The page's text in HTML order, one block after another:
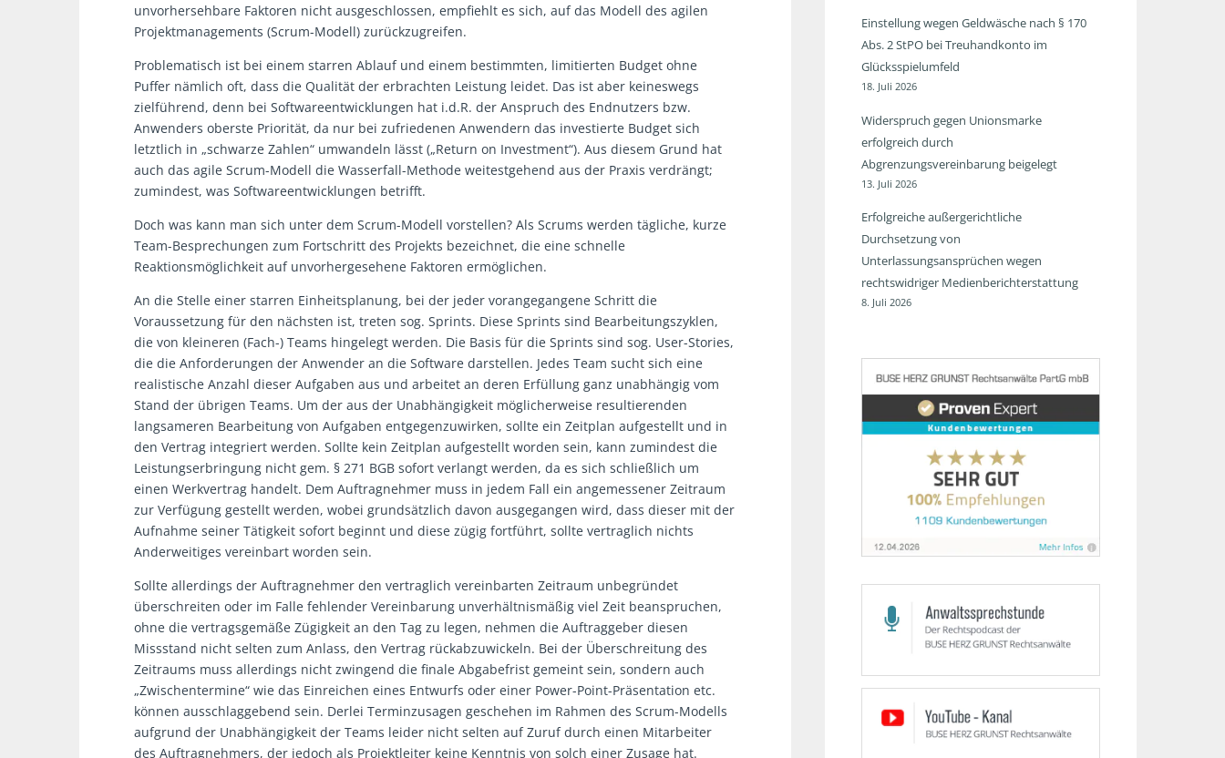
unvorhersehbare Faktoren nicht ausgeschlossen, empfiehlt es sich, auf das Modell des agilen
Projektmanagements (Scrum-Modell) zurückzugreifen.
Problematisch ist bei einem starren Ablauf und einem bestimmten, limitierten Budget ohne
Puffer nämlich oft, dass die Qualität der erbrachten Leistung leidet. Das ist aber keineswegs
zielführend, denn bei Softwareentwicklungen hat i.d.R. der Anspruch des Endnutzers bzw.
Anwenders oberste Priorität, da nur bei zufriedenen Anwendern das investierte Budget sich
letztlich in „schwarze Zahlen“ umwandeln lässt („Return on Investment“). Aus diesem Grund hat
auch das agile Scrum-Modell die Wasserfall-Methode weitestgehend aus der Praxis verdrängt;
zumindest, was Softwareentwicklungen betrifft.
Doch was kann man sich unter dem Scrum-Modell vorstellen? Als Scrums werden tägliche, kurze
Team-Besprechungen zum Fortschritt des Projekts bezeichnet, die eine schnelle
Reaktionsmöglichkeit auf unvorhergesehene Faktoren ermöglichen.
An die Stelle einer starren Einheitsplanung, bei der jeder vorangegangene Schritt die
Voraussetzung für den nächsten ist, treten sog. Sprints. Diese Sprints sind Bearbeitungszyklen,
die von kleineren (Fach-) Teams hingelegt werden. Die Basis für die Sprints sind sog. User-Stories,
die die Anforderungen der Anwender an die Software darstellen. Jedes Team sucht sich eine
realistische Anzahl dieser Aufgaben aus und arbeitet an deren Erfüllung ganz unabhängig vom
Stand der übrigen Teams. Um der aus der Unabhängigkeit möglicherweise resultierenden
langsameren Bearbeitung von Aufgaben entgegenzuwirken, sollte ein Zeitplan aufgestellt und in
den Vertrag integriert werden. Sollte kein Zeitplan aufgestellt worden sein, kann zumindest die
Leistungserbringung nicht gem. § 271 BGB sofort verlangt werden, da es sich schließlich um
einen Werkvertrag handelt. Dem Auftragnehmer muss in jedem Fall ein angemessener Zeitraum
zur Verfügung gestellt werden, wobei grundsätzlich davon ausgegangen wird, dass dieser mit der
Aufnahme seiner Tätigkeit sofort beginnt und diese zügig fortführt, sollte vertraglich nichts
Anderweitiges vereinbart worden sein.
Sollte allerdings der Auftragnehmer den vertraglich vereinbarten Zeitraum unbegründet
überschreiten oder im Falle fehlender Vereinbarung unverhältnismäßig viel Zeit beanspruchen,
ohne die vertragsgemäße Zügigkeit an den Tag zu legen, nehmen die Auftraggeber diesen
Missstand nicht selten zum Anlass, den Vertrag rückabzuwickeln. Bei der Überschreitung des
Zeitraums muss allerdings nicht zwingend die finale Abgabefrist gemeint sein, sondern auch
„Zwischentermine“ wie das Einreichen eines Entwurfs oder einer Power-Point-Präsentation etc.
können ausschlaggebend sein. Derlei Terminzusagen geschehen im Rahmen des Scrum-Modells
aufgrund der Unabhängigkeit der Teams leider nicht selten auf Zuruf durch einen Mitarbeiter
des Auftragnehmers, der jedoch als Projektleiter keine Kenntnis von solch einer Zusage hat.
Einstellung wegen Geldwäsche nach § 170
Abs. 2 StPO bei Treuhandkonto im
Glücksspielumfeld
18. Juli 2026
Widerspruch gegen Unionsmarke
erfolgreich durch
Abgrenzungsvereinbarung beigelegt
13. Juli 2026
Erfolgreiche außergerichtliche
Durchsetzung von
Unterlassungsansprüchen wegen
rechtswidriger Medienberichterstattung
8. Juli 2026